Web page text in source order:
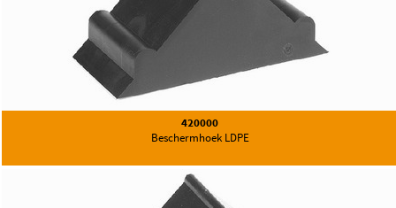
420000
Beschermhoek LDPE